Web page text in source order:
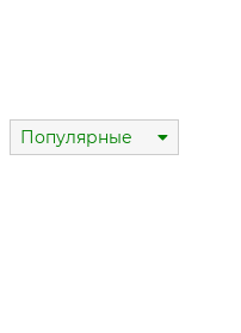
Популярные